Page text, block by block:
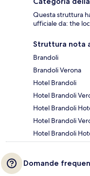
Questa struttura
ufficiale da: the
Struttura nota
Brandoli
Brandoli Verona
Hotel Brandoli
Hotel Brandoli
Hotel Brandoli
Hotel Brandoli
Hotel Brandoli
Domande